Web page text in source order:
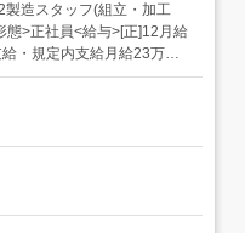
製造スタッフ(組立・加工
態>正社員<給与>[正]12月給
・規定内支給月給23万円
給24万円各種手当)<各種
収>年収350万円～...